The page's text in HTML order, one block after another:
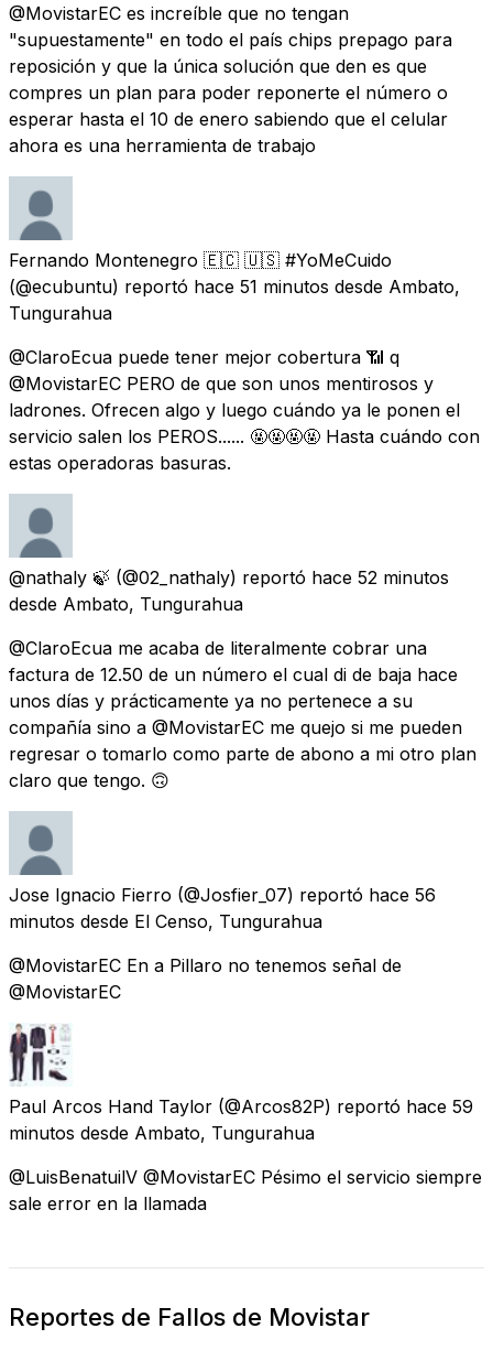
@MovistarEC es increíble que no tengan
"supuestamente" en todo el país chips prepago para
reposición y que la única solución que den es que
compres un plan para poder reponerte el número o
esperar hasta el 10 de enero sabiendo que el celular
ahora es una herramienta de trabajo
Fernando Montenegro 🇪🇨 🇺🇸 #YoMeCuido
(@ecubuntu) reportó hace 51 minutos desde Ambato,
Tungurahua
@ClaroEcua puede tener mejor cobertura 📶 q
@MovistarEC PERO de que son unos mentirosos y
ladrones. Ofrecen algo y luego cuándo ya le ponen el
servicio salen los PEROS...... 🤬🤬🤬🤬 Hasta cuándo con
estas operadoras basuras.
@nathaly 🍃 (@02_nathaly) reportó hace 52 minutos
desde Ambato, Tungurahua
@ClaroEcua me acaba de literalmente cobrar una
factura de 12.50 de un número el cual di de baja hace
unos días y prácticamente ya no pertenece a su
compañía sino a @MovistarEC me quejo si me pueden
regresar o tomarlo como parte de abono a mi otro plan
claro que tengo. 🙃
Jose Ignacio Fierro (@Josfier_07) reportó hace 56
minutos desde El Censo, Tungurahua
@MovistarEC En a Pillaro no tenemos señal de
@MovistarEC
Paul Arcos Hand Taylor (@Arcos82P) reportó hace 59
minutos desde Ambato, Tungurahua
@LuisBenatuilV @MovistarEC Pésimo el servicio siempre
sale error en la llamada
Reportes de Fallos de Movistar